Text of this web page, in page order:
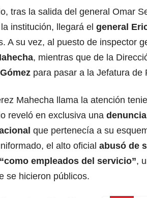
tras la salida del general Omar
institución, llegará el general
A su vez, al puesto de inspector
, mientras que de la
para pasar a la Jefatura de
Mahecha llama la atención
reveló en exclusiva una
que pertenecía a su
el alto oficial abusó de
“como empleados del servicio”,
se hicieron públicos.